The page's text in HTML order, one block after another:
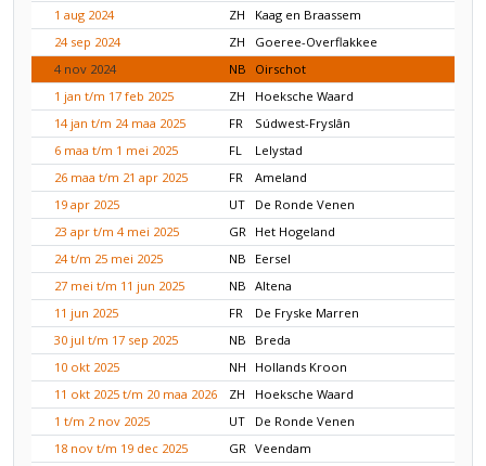
1 aug 2024
ZH
Kaag en Braassem
24 sep 2024
ZH
Goeree-Overflakkee
4 nov 2024
NB
Oirschot
1 jan t/m 17 feb 2025
ZH
Hoeksche Waard
14 jan t/m 24 maa 2025
FR
Súdwest-Fryslân
6 maa t/m 1 mei 2025
FL
Lelystad
26 maa t/m 21 apr 2025
FR
Ameland
19 apr 2025
UT
De Ronde Venen
23 apr t/m 4 mei 2025
GR Het Hogeland
24 t/m 25 mei 2025
NB
Eersel
27 mei t/m 11 jun 2025
NB Altena
11 jun 2025
FR
De Fryske Marren
30 jul t/m 17 sep 2025
NB
Breda
10 okt 2025
NH
Hollands Kroon
11 okt 2025 t/m 20 maa 2026
ZH
Hoeksche Waard
1 t/m 2 nov 2025
UT
De Ronde Venen
18 nov t/m 19 dec 2025
GR Veendam